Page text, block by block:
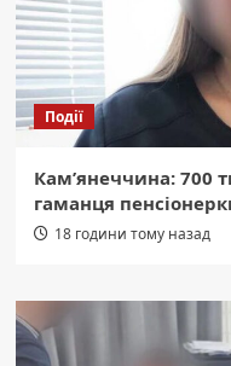
Події
Кам’янеччина: 700
гаманця
18 години тому назад